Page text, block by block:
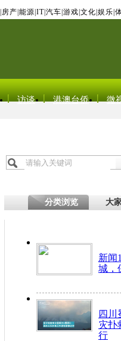
房产 能源 IT| 汽车 游戏 文化 娱乐
访谈 港澳台侨 微
分类浏览 大
新闻
城，
四川
灾扑
行